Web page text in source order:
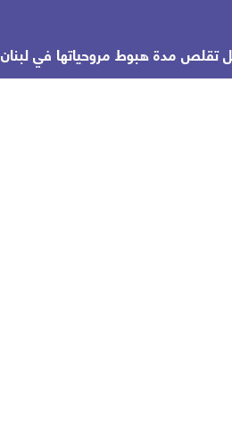
تقلص مدة هبوط مروحياتها في لبنان